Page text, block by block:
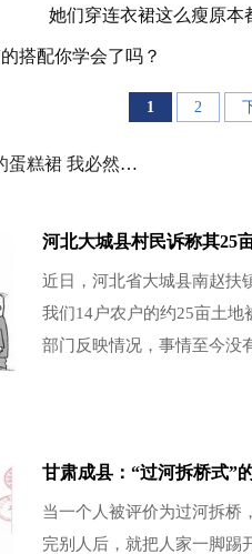
搭配你学会了吗？
1 2
我必然要来一条！
河北大城县村民诉称其25
近日，河北省大城县南赵扶
我们14户农户的约25亩土
部门反映情况，事情至今没
甘肃成县：“过河拆桥式”
当一个人被评价为过河拆桥
完别人后，就把人家一脚踢